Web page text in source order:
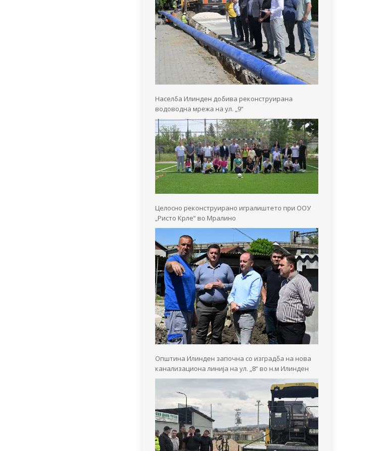
Населба Илинден добива реконструирана
водоводна мрежа на ул. „9“
Целосно реконструирано игралиштето при ООУ
„Ристо Крле“ во Мралино
Општина Илинден започна со изградба на нова
канализациона линија на ул. „8“ во н.м Илинден